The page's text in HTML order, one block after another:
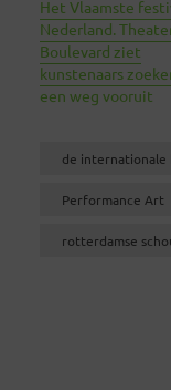
Het Vlaamste
Nederland.
Boulevard ziet
kunstenaars
een weg vooruit
de internationale
Performance Art
rotterdamse